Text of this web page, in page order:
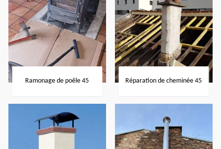
Ramonage de poêle 45 Réparation de cheminée 45